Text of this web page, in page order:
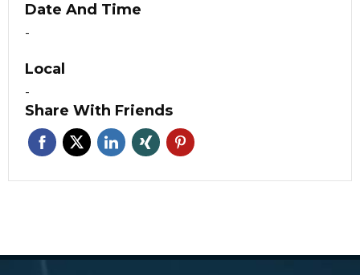
Date And Time
-
Local
-
Share With Friends